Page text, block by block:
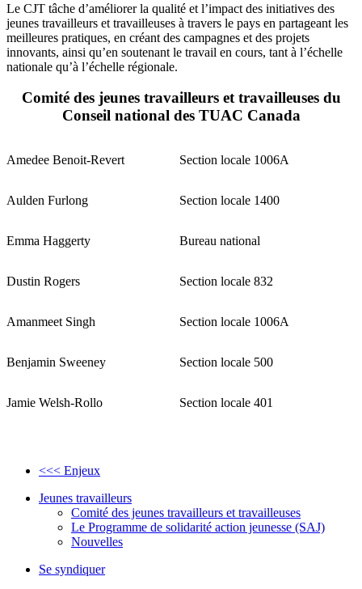
Le CJT tâche d’améliorer la qualité et l’impact des initiatives des
jeunes travailleurs et travailleuses à travers le pays en partageant les
meilleures pratiques, en créant des campagnes et des projets
innovants, ainsi qu’en soutenant le travail en cours, tant à l’échelle
nationale qu’à l’échelle régionale.
Comité des jeunes travailleurs et travailleuses du
Conseil national des TUAC Canada
Amedee Benoit-Revert Section locale 1006A
Aulden Furlong Section locale 1400
Emma Haggerty Bureau national
Dustin Rogers Section locale 832
Amanmeet Singh Section locale 1006A
Benjamin Sweeney Section locale 500
Jamie Welsh-Rollo Section locale 401
<<< Enjeux
Jeunes travailleurs
Comité des jeunes travailleurs et travailleuses
Le Programme de solidarité action jeunesse (SAJ)
Nouvelles
Se syndiquer